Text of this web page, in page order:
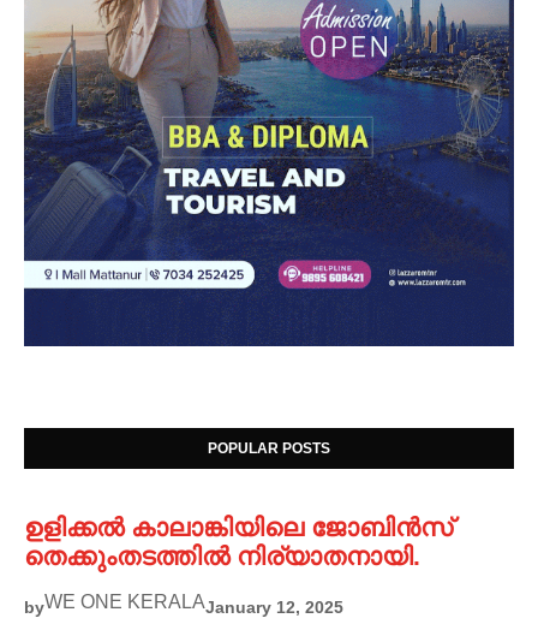
POPULAR POSTS
ഉളിക്കൽ കാലാങ്കിയിലെ ജോബിൻസ്
തെക്കുംതടത്തിൽ നിര്യാതനായി.
byWE ONE KERALAJanuary 12, 2025